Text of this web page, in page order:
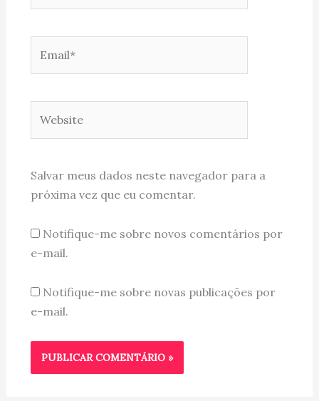
Salvar meus dados neste navegador para a
próxima vez que eu comentar.
Notifique-me sobre novos comentários por
e-mail.
Notifique-me sobre novas publicações por
e-mail.